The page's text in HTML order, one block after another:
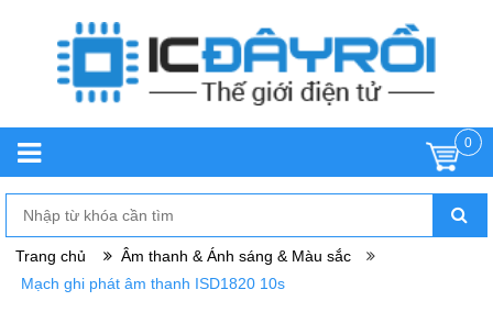
0
Trang chủ
Âm thanh & Ánh sáng & Màu sắc
Mạch ghi phát âm thanh ISD1820 10s